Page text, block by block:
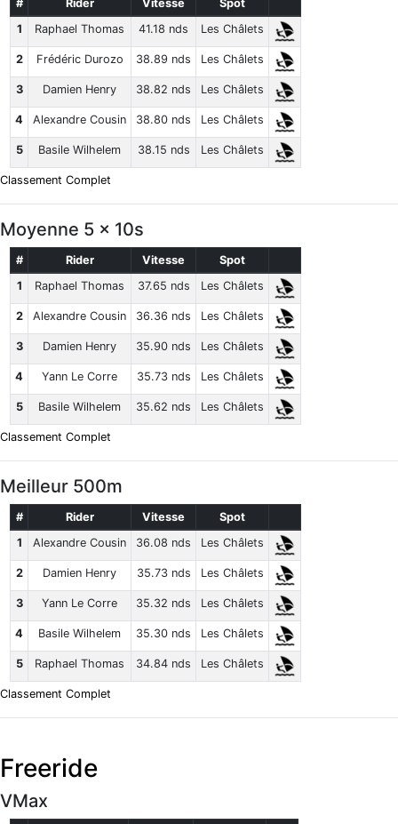
# Rider Vitesse
Spot
1
Raphael Thomas 41.18 nds Les Châlets
2 Frédéric Durozo 38.89 nds Les Châlets
3 Damien Henry 38.82 nds Les Châlets
4 Alexandre Cousin 38.80 nds Les Châlets
5 Basile Wilhelem 38.15 nds Les Châlets
Classement Complet
Moyenne 5 x 10s
# Rider Vitesse
Spot
1
Raphael Thomas 37.65 nds Les Châlets
2 Alexandre Cousin 36.36 nds Les Châlets
3 Damien Henry 35.90 nds Les Châlets
4 Yann Le Corre 35.73 nds Les Châlets
5 Basile Wilhelem 35.62 nds Les Châlets
Classement Complet
Meilleur 500m
# Rider Vitesse
Spot
1
Alexandre Cousin 36.08 nds Les Châlets
2 Damien Henry 35.73 nds Les Châlets
3 Yann Le Corre 35.32 nds Les Châlets
4 Basile Wilhelem 35.30 nds Les Châlets
5 Raphael Thomas 34.84 nds Les Châlets
Classement Complet
Freeride
VMax